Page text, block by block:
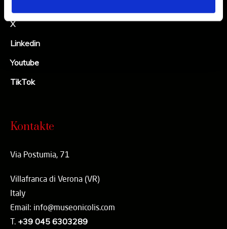
X
Linkedin
Youtube
TikTok
Kontakte
Via Postumia, 71
Villafranca di Verona (VR)
Italy
Email: info@museonicolis.com
T. +39 045 6303289